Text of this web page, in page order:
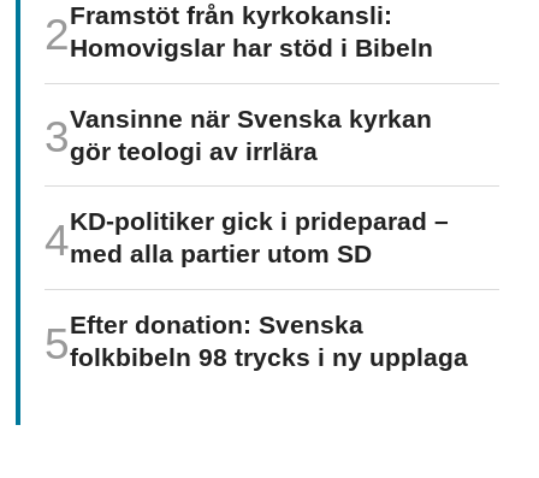
Framstöt från kyrkokansli:
Homo­vigslar har stöd i Bibeln
Vansinne när Svenska kyrkan
gör teologi av irrlära
KD-politiker gick i prideparad –
med alla partier utom SD
Efter donation: Svenska
folkbibeln 98 trycks i ny upplaga